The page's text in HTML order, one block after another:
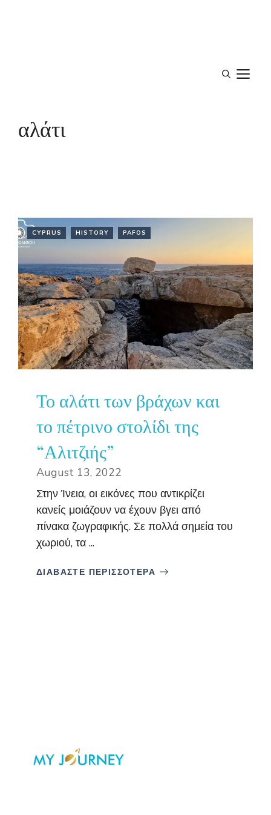
αλάτι
CYPRUS HISTORY PAFOS
Το αλάτι των βράχων και
το πέτρινο στολίδι της
“Αλιτζιής”
August 13, 2022
Στην Ίνεια, οι εικόνες που αντικρίζει
κανείς μοιάζουν να έχουν βγει από
πίνακα ζωγραφικής. Σε πολλά σημεία του
χωριού, τα ...
ΔΙΑΒΑΣΤΕ ΠΕΡΙΣΣΟΤΕΡΑ